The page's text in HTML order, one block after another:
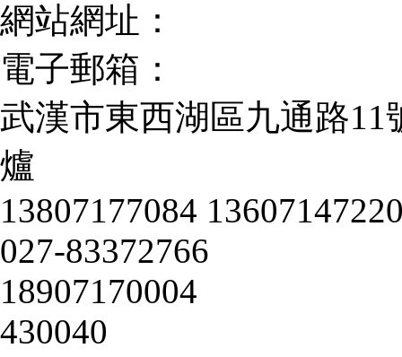
網站網址：
電子郵箱：
武漢市東西湖區九通路
爐
13807177084
027-83372766
18907170004
430040